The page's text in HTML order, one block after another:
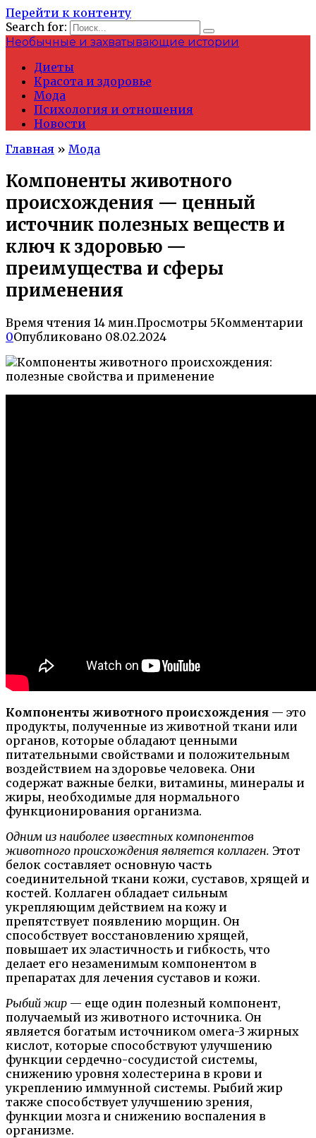
Перейти к контенту
Search for:
Необычные и захватывающие истории
Диеты
Красота и здоровье
Мода
Психология и отношения
Новости
Главная » Мода
Компоненты животного
происхождения — ценный
источник полезных веществ и
ключ к здоровью —
преимущества и сферы
применения
Время чтения 14 мин.Просмотры 5Комментарии
0Опубликовано 08.02.2024
Компоненты животного происхождения — это
продукты, полученные из животной ткани или
органов, которые обладают ценными
питательными свойствами и положительным
воздействием на здоровье человека. Они
содержат важные белки, витамины, минералы и
жиры, необходимые для нормального
функционирования организма.
Одним из наиболее известных компонентов
животного происхождения является коллаген. Этот
белок составляет основную часть
соединительной ткани кожи, суставов, хрящей и
костей. Коллаген обладает сильным
укрепляющим действием на кожу и
препятствует появлению морщин. Он
способствует восстановлению хрящей,
повышает их эластичность и гибкость, что
делает его незаменимым компонентом в
препаратах для лечения суставов и кожи.
Рыбий жир — еще один полезный компонент,
получаемый из животного источника. Он
является богатым источником омега-3 жирных
кислот, которые способствуют улучшению
функции сердечно-сосудистой системы,
снижению уровня холестерина в крови и
укреплению иммунной системы. Рыбий жир
также способствует улучшению зрения,
функции мозга и снижению воспаления в
организме.